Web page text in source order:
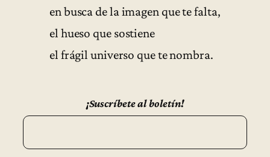
en busca de la imagen que te falta,
el hueso que sostiene
el frágil universo que te nombra.
¡Suscríbete al boletín!